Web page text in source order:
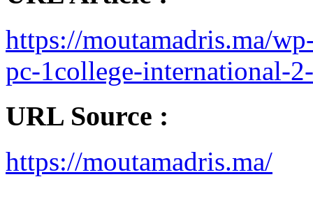
https://moutamadris.ma/
pc-1college-international-
URL Source :
https://moutamadris.ma/